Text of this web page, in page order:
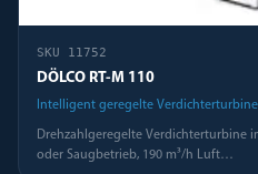
SKU 11752
DÖLCO RT-M 110
Intelligent geregelte
Drehzahlgeregelte Verdichterturbine
oder Saugbetrieb, 190 m³/h Luft…